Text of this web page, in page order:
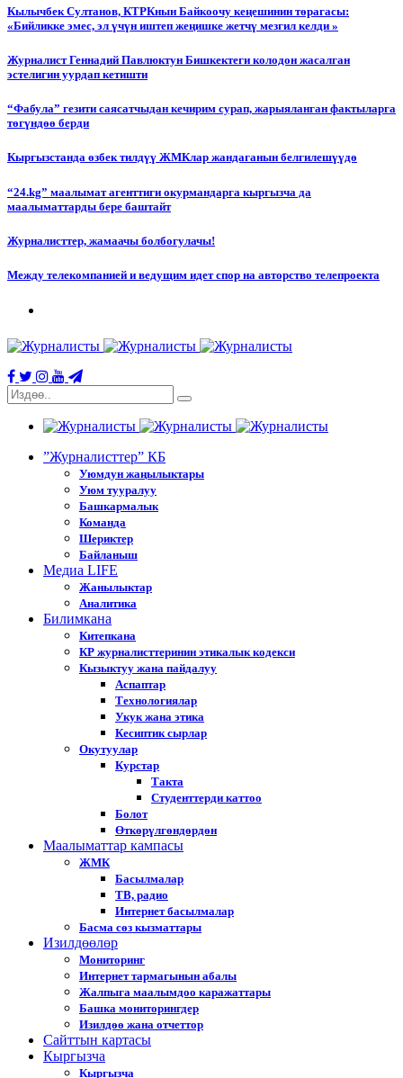
Кылычбек Султанов, КТРКнын Байкоочу кеңешинин төрагасы:
«Бийликке эмес, эл үчүн иштеп жеңишке жетчү мезгил келди »
Журналист Геннадий Павлюктун Бишкектеги колодон жасалган
эстелигин уурдап кетишти
“Фабула” гезити саясатчыдан кечирим сурап, жарыяланган фактыларга
төгүндөө берди
Кыргызстанда өзбек тилдүү ЖМКлар жандаганын белгилешүүдө
“24.kg” маалымат агенттиги окурмандарга кыргызча да
маалыматтарды бере баштайт
Журналисттер, жамаачы болбогулачы!
Между телекомпанией и ведущим идет спор на авторство телепроекта
”Журналисттер” КБ
Уюмдун жаңылыктары
Уюм тууралуу
Башкармалык
Команда
Шериктер
Байланыш
Медиа LIFE
Жанылыктар
Аналитика
Билимкана
Китепкана
КР журналисттеринин этикалык кодекси
Кызыктуу жана пайдалуу
Аспаптар
Технологиялар
Укук жана этика
Кесиптик сырлар
Окутуулар
Курстар
Такта
Студенттерди каттоо
Болот
Өткөрүлгөндөрдөн
Маалыматтар кампасы
ЖМК
Басылмалар
ТВ, радио
Интернет басылмалар
Басма сөз кызматтары
Изилдөөлөр
Мониторинг
Интернет тармагынын абалы
Жалпыга маалымдоо каражаттары
Башка мониторингдер
Изилдөө жана отчеттор
Cайттын картасы
Кыргызча
Кыргызча